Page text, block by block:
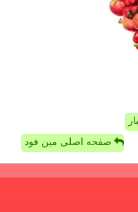
صفحه اصلی مین فود